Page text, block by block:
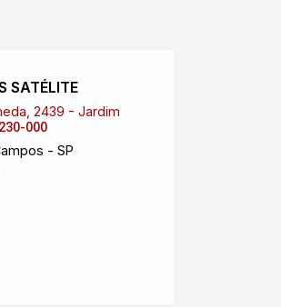
SATÉLITE
2439 - Jardim
000
- SP